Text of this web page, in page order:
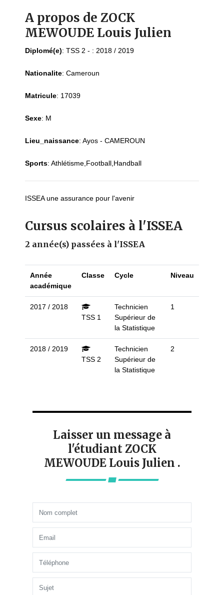
A propos de ZOCK
MEWOUDE Louis Julien
Diplomé(e): TSS 2 - : 2018 / 2019
Nationalite: Cameroun
Matricule: 17039
Sexe: M
Lieu_naissance: Ayos - CAMEROUN
Sports: Athlétisme,Football,Handball
ISSEA une assurance pour l'avenir
Cursus scolaires à l'ISSEA
2 année(s) passées à l'ISSEA
Année
académique
Classe Cycle Niveau
2017 / 2018
TSS 1
Technicien
Supérieur de
la Statistique
1
2018 / 2019
TSS 2
Technicien
Supérieur de
la Statistique
2
Laisser un message à
l'étudiant ZOCK
MEWOUDE Louis Julien .